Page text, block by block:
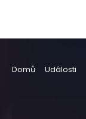
Domů Události